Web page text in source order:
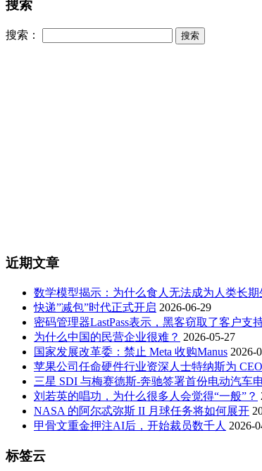
搜索
搜索：
近期文章
数学模型揭示：为什么食人无法成为人类长期
快递”减包”时代正式开启 2026-06-29
密码管理器LastPass表示，黑客窃取了客户支
为什么中国的民营企业很难？ 2026-05-27
国家发展改革委：禁止 Meta 收购Manus 2026-
苹果公司任命硬件行业资深人士特纳斯为
三星 SDI 与梅赛德斯-奔驰签署首份电动汽车
刘若英的唱功，为什么很多人会觉得“一般”？
NASA 的阿尔忒弥斯 II 月球任务将如何展开
甲骨文重金押注AI后，开始裁员数千人 2026-
标签云